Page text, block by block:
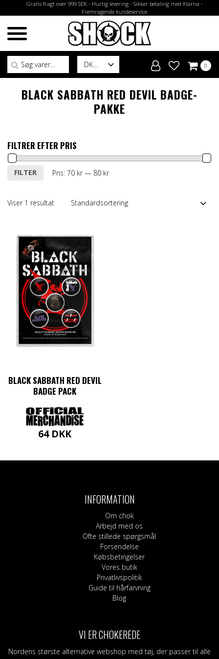
Gratis fragt over 999 SEK - Hurtig levering - Sikker betaling med Klarna -
Fremragende kundeservice
DK
Søg efter:
0
BLACK SABBATH RED DEVIL BADGE-
PAKKE
FILTRER EFTER PRIS
Mindste
Højeste
FILTER Pris: 70 kr— 80 kr
Viser 1 resultat
BLACK SABBATH RED DEVIL
BADGE PACK
64 DKK
INFORMATION
Om chok
Arbejd med os
Ofte stillede spørgsmål
Forsendelse
Købsbetingelser
Vores butik
Privatlivspolitik
Guide til hårfarvning
Blog
VI ER CHOKEREDE
Nordens største alternative webshop med tøj, der passer til alle